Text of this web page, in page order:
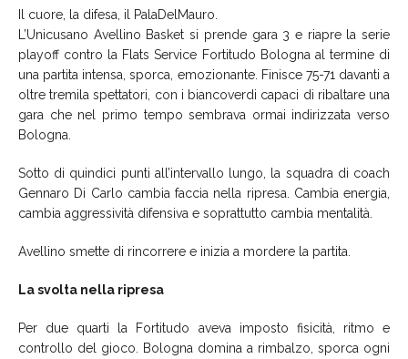
Il cuore, la difesa, il PalaDelMauro.
L’Unicusano Avellino Basket si prende gara 3 e riapre la serie
playoff contro la Flats Service Fortitudo Bologna al termine di
una partita intensa, sporca, emozionante. Finisce 75-71 davanti a
oltre tremila spettatori, con i biancoverdi capaci di ribaltare una
gara che nel primo tempo sembrava ormai indirizzata verso
Bologna.
Sotto di quindici punti all’intervallo lungo, la squadra di coach
Gennaro Di Carlo cambia faccia nella ripresa. Cambia energia,
cambia aggressività difensiva e soprattutto cambia mentalità.
Avellino smette di rincorrere e inizia a mordere la partita.
La svolta nella ripresa
Per due quarti la Fortitudo aveva imposto fisicità, ritmo e
controllo del gioco. Bologna domina a rimbalzo, sporca ogni